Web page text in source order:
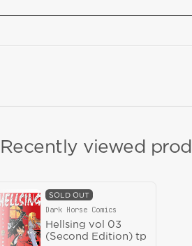
Recently viewed
SOLD OUT
Vendor:
Dark Horse Comics
Hellsing vol 03
(Second Edition) tp